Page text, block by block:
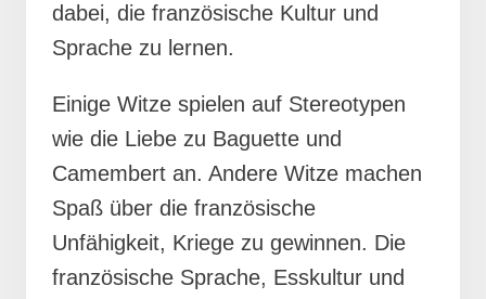
dabei, die französische Kultur und
Sprache zu lernen.
Einige Witze spielen auf Stereotypen
wie die Liebe zu Baguette und
Camembert an. Andere Witze machen
Spaß über die französische
Unfähigkeit, Kriege zu gewinnen. Die
französische Sprache, Esskultur und